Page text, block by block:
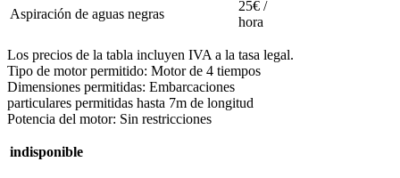
Aspiración de aguas negras
25€ /
hora
Los precios de la tabla incluyen IVA a la tasa legal.
Tipo de motor permitido: Motor de 4 tiempos
Dimensiones permitidas: Embarcaciones
particulares permitidas hasta 7m de longitud
Potencia del motor: Sin restricciones
indisponible